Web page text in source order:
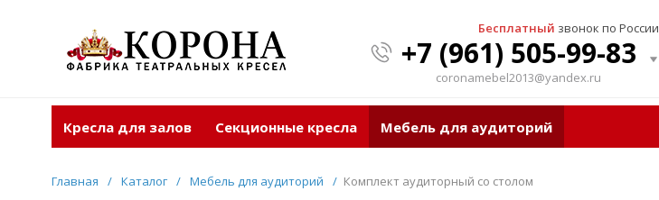
Бесплатный звонок по России
+7 (961) 505-99-83
coronamebel2013@yandex.ru
Кресла для залов Секционные кресла Мебель для аудиторий
Главная / Каталог / Мебель для аудиторий / Комплект аудиторный со столом